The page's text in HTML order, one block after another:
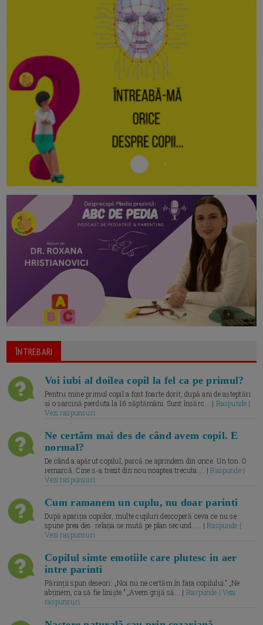
ÎNTREBARI
Voi iubi al doilea copil la fel ca pe primul?
Pentru mine primul copil a fost foarte dorit, după ani de așteptări
și o sarcină pierduta la 16 săptămâni. Sunt însărc... | Raspunde |
Vezi raspunsuri
Ne certăm mai des de când avem copil. E
normal?
De când a apărut copilul, parcă ne aprindem din orice. Un ton. O
remarcă. Cine s-a trezit din nou noaptea trecuta.... |Raspunde |
Vezi raspunsuri
Cum ramanem un cuplu, nu doar parinti
După apariția copiilor, multe cupluri descoperă ceva ce nu se
spune prea des: relația se mută pe plan secund. ... |Raspunde |
Vezi raspunsuri
Copilul simte emotiile care plutesc in aer
intre parinti
Părinții spun deseori: „Noi nu ne certăm în fața copilului.” „Ne
abținem, ca să fie liniște.” „Avem grijă să... | Raspunde | Vezi
raspunsuri